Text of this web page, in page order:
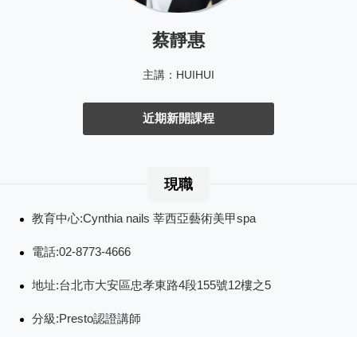
蔡靜惠
主講：HUIHUI
近期新開課程
現職
教育中心:Cynthia nails 莘西亞藝術美甲spa
電話:02-8773-4666
地址:台北市大安區忠孝東路4段155號12樓之5
分級:Presto認證講師